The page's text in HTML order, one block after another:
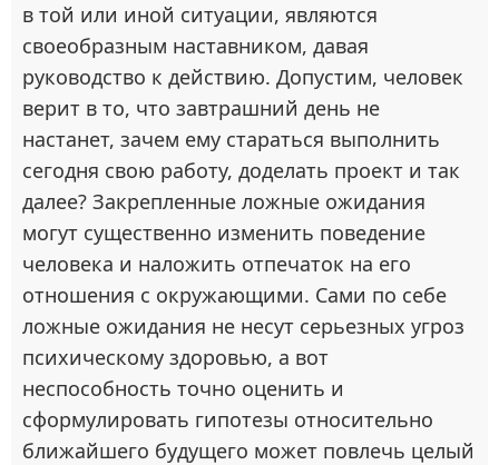
в той или иной ситуации, являются
своеобразным наставником, давая
руководство к действию. Допустим, человек
верит в то, что завтрашний день не
настанет, зачем ему стараться выполнить
сегодня свою работу, доделать проект и так
далее? Закрепленные ложные ожидания
могут существенно изменить поведение
человека и наложить отпечаток на его
отношения с окружающими. Сами по себе
ложные ожидания не несут серьезных угроз
психическому здоровью, а вот
неспособность точно оценить и
сформулировать гипотезы относительно
ближайшего будущего может повлечь целый